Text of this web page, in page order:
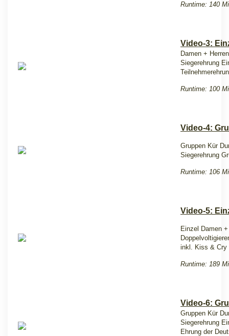
Runtime: 140
Video-3:
Damen +
Siegerehrung
Runtime: 100
Video-4:
Gruppen Kür
Siegerehrung
Runtime: 106
Video-5:
Einzel Damen
inkl. Kiss & Cry
Runtime: 189
Video-6:
Gruppen Kür
Siegerehrung
Ehrung der